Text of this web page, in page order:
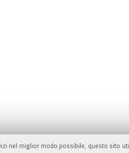
nel miglior modo possibile, questo sito